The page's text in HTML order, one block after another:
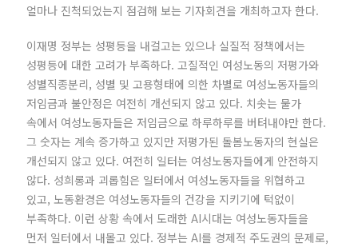
얼마나 진척되었는지 점검해 보는 기자회견을 개최하고자 한다.
이재명 정부는 성평등을 내걸고는 있으나 실질적 정책에서는
성평등에 대한 고려가 부족하다. 고질적인 여성노동의 저평가와
성별직종분리, 성별 및 고용형태에 의한 차별로 여성노동자들의
저임금과 불안정은 여전히 개선되지 않고 있다. 치솟는 물가
속에서 여성노동자들은 저임금으로 하루하루를 버텨내야만 한다.
그 숫자는 계속 증가하고 있지만 저평가된 돌봄노동자의 현실은
개선되지 않고 있다. 여전히 일터는 여성노동자들에게 안전하지
않다. 성희롱과 괴롭힘은 일터에서 여성노동자들을 위협하고
있고, 노동환경은 여성노동자들의 건강을 지키기에 턱없이
부족하다. 이런 상황 속에서 도래한 AI시대는 여성노동자들을
먼저 일터에서 내몰고 있다. 정부는 AI를 경제적 주도권의 문제로,